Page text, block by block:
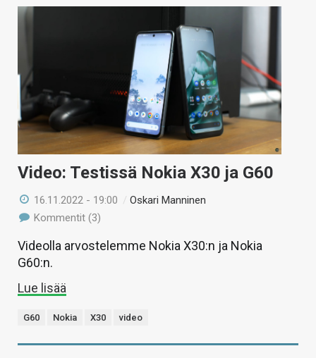
TIETOA
KAUPPA
VAIHDA TEEMA
HAKU
Video: Testissä Nokia X30 ja G60
16.11.2022 - 19:00 /Oskari Manninen
Kommentit (3)
Videolla arvostelemme Nokia X30:n ja Nokia
G60:n.
Lue lisää
G60 Nokia X30 video